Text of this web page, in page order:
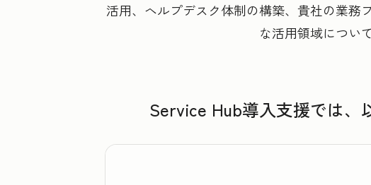
活用、ヘルプデスク体制の構築、貴社の業務
な活用領域につい
Service Hub導入支援では、